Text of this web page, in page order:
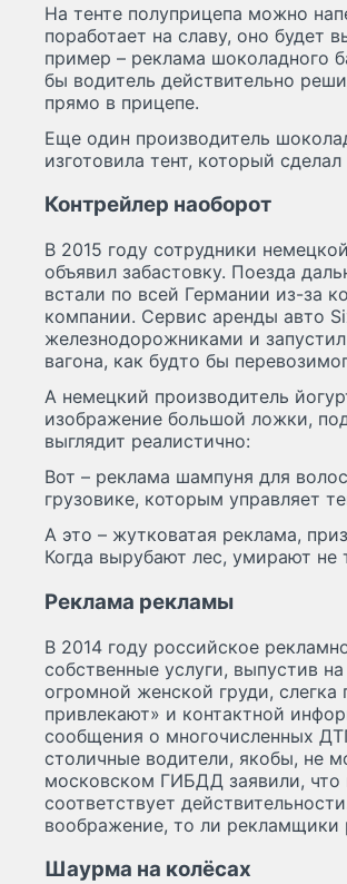
На тенте полуприцепа можно
поработает на славу, оно будет
пример – реклама шоколадного
бы водитель действительно
прямо в прицепе.
Еще один производитель
изготовила тент, который
Контрейлер наоборот
В 2015 году сотрудники
объявил забастовку. Поезда
встали по всей Германии из-за
компании. Сервис аренды авто
железнодорожниками и
вагона, как будто бы
А немецкий производитель
изображение большой ложки,
выглядит реалистично:
Вот – реклама шампуня для
грузовике, которым управляет
А это – жутковатая реклама,
Когда вырубают лес, умирают не
Реклама рекламы
В 2014 году российское
собственные услуги, выпустив
огромной женской груди,
привлекают» и контактной
сообщения о многочисленных
столичные водители, якобы, не
московском ГИБДД заявили, что
соответствует
воображение, то ли рекламщики
Шаурма на колёсах